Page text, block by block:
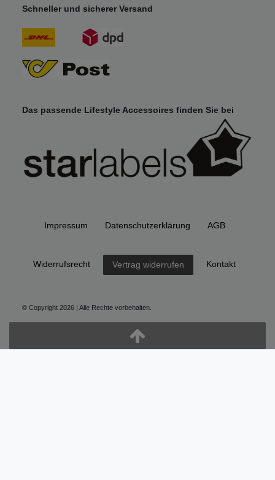
Schneller und sicherer Versand
Das passende Lifestyle Accessoires finden Sie bei
Impressum Daten­schutz­erklärung AGB
Widerrufs­recht Vertrag widerrufen Kontakt
© Copyright 2026 | Alle Rechte vorbehalten.